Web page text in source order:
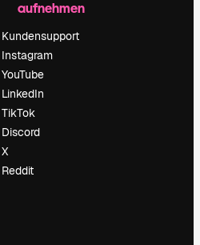
aufnehmen
Kundensupport
Instagram
YouTube
LinkedIn
TikTok
Discord
X
Reddit